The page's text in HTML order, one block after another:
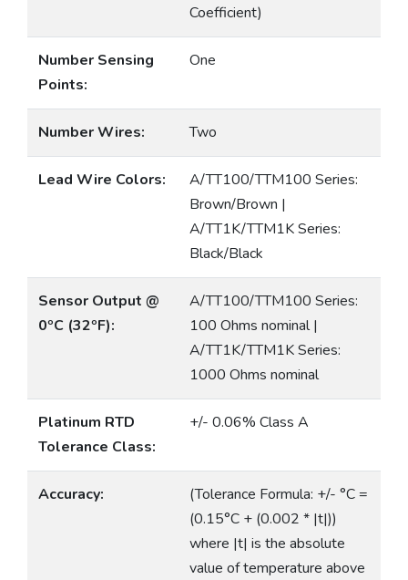
Coefficient)
Number Sensing
Points:
One
Number Wires: Two
Lead Wire Colors:
A/TT100/TTM100 Series:
Brown/Brown |
A/TT1K/TTM1K Series:
Black/Black
Sensor Output @
0ºC (32ºF):
A/TT100/TTM100 Series:
100 Ohms nominal |
A/TT1K/TTM1K Series:
1000 Ohms nominal
Platinum RTD
Tolerance Class:
+/- 0.06% Class A
Accuracy:
(Tolerance Formula: +/- °C =
(0.15°C + (0.002 * |t|))
where |t| is the absolute
value of temperature above